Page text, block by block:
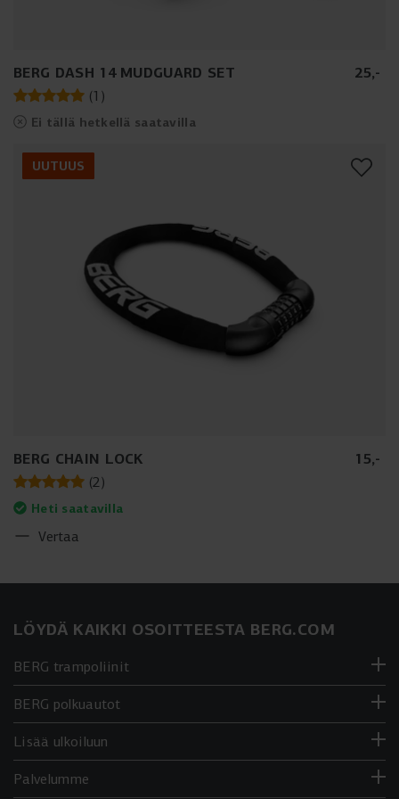
BERG DASH 14 MUDGUARD SET 25,-
(1 )
Ei tällä hetkellä saatavilla
UUTUUS
BERG CHAIN LOCK 15,-
(2)
Heti saatavilla
Vertaa
LÖYDÄ KAIKKI OSOITTEESTA BERG.COM
BERG trampoliinit
BERG polkuautot
Lisää ulkoiluun
Palvelumme